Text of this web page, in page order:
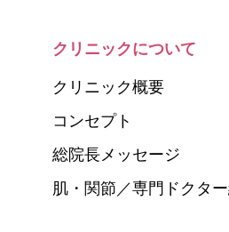
クリニックについて
クリニック概要
コンセプト
総院長メッセージ
肌・関節／専門ドクタ